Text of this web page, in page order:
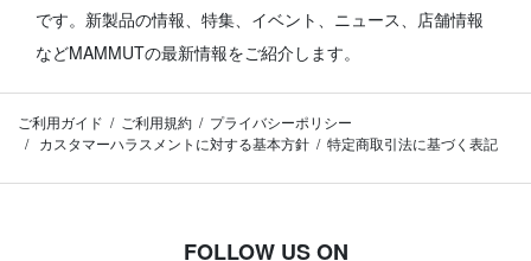
です。 新製品の情報、特集、イベント、ニュース、店舗情報
などMAMMUTの最新情報をご紹介します。
ご利用ガイド ご利用規約
プライバシーポリシー
カスタマーハラスメントに対する基本方針
特定商取引法に基づく表記
FOLLOW US ON